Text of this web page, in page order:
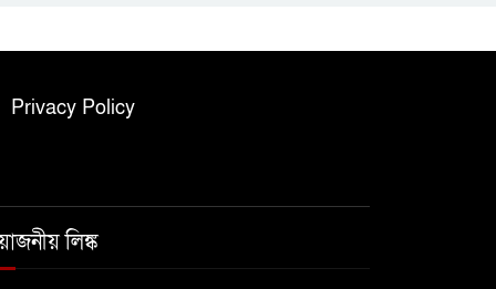
Privacy Policy
লিঙ্ক